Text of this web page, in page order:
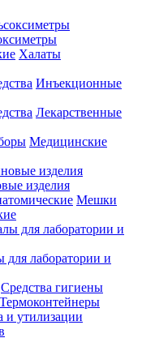
Халаты
Инъекционные
Лекарственные
Медицинские
изделия
Мешки
для лаборатории и
Средства гигиены
Термоконтейнеры